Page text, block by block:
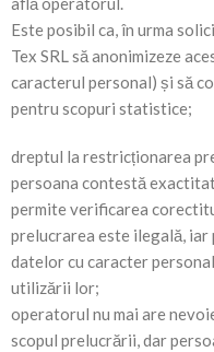
Este posibil ca, în urma
Tex SRL să anonimizeze
caracterul personal) și să
pentru scopuri statistice;
dreptul la restricționarea
persoana contestă
permite verificarea
prelucrarea este ilegală,
datelor cu caracter
utilizării lor;
operatorul nu mai are
scopul prelucrării, dar